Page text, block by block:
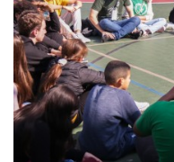
Akiru al vi la specialan
1Institucioj de Bona
Legio de Bona Volo; al